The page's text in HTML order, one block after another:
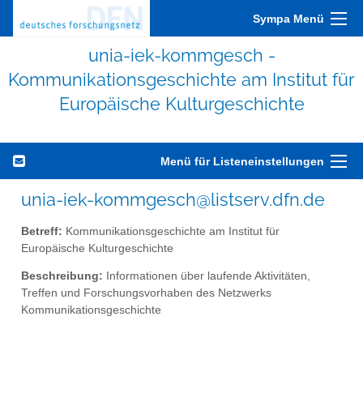
Sympa Menü
unia-iek-kommgesch -
Kommunikationsgeschichte am Institut für
Europäische Kulturgeschichte
Menü für Listeneinstellungen
unia-iek-kommgesch@listserv.dfn.de
Betreff: Kommunikationsgeschichte am Institut für
Europäische Kulturgeschichte
Beschreibung: Informationen über laufende Aktivitäten,
Treffen und Forschungsvorhaben des Netzwerks
Kommunikationsgeschichte